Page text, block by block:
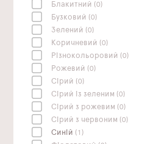
Блакитний (0)
Бузковий (0)
Зелений (0)
Коричневий (0)
Різнокольоровий (0)
Рожевий (0)
Сірий (0)
Сірий із зеленим (0)
Сірий з рожевим (0)
Сірий з червоним (0)
Синій (1)